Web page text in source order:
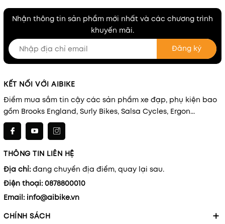
Nhận thông tin sản phẩm mới nhất và các chương trình
khuyến mãi.
Đăng ký
KẾT NỐI VỚI AIBIKE
Điểm mua sắm tin cậy các sản phẩm xe đạp, phụ kiện bao
gồm Brooks England, Surly Bikes, Salsa Cycles, Ergon...
THÔNG TIN LIÊN HỆ
Địa chỉ: đang chuyển địa điểm, quay lại sau.
Điện thoại: 0878800010
Email: info@aibike.vn
CHÍNH SÁCH